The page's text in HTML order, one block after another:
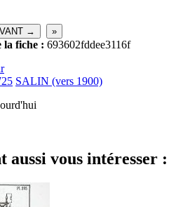
→ »
la fiche : 693602fddee3116f
SALIN (vers 1900)
aussi vous intéresser :